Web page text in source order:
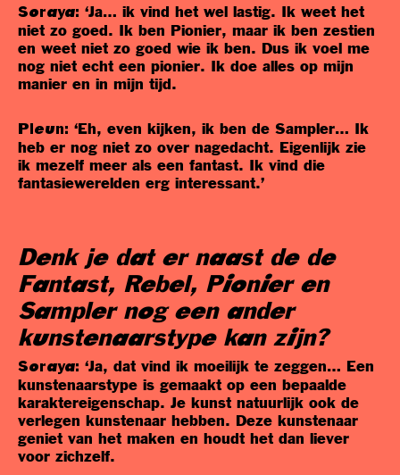
Soraya: ‘Ja… ik vind het wel lastig. Ik weet het
niet zo goed. Ik ben Pionier, maar ik ben zestien
en weet niet zo goed wie ik ben. Dus ik voel me
nog niet echt een pionier. Ik doe alles op mijn
manier en in mijn tijd.
Pleun: ‘Eh, even kijken, ik ben de Sampler… Ik
heb er nog niet zo over nagedacht. Eigenlijk zie
ik mezelf meer als een fantast. Ik vind die
fantasiewerelden erg interessant.’
Denk je dat er naast de de
Fantast, Rebel, Pionier en
Sampler nog een ander
kunstenaarstype kan zijn?
Soraya: ‘Ja, dat vind ik moeilijk te zeggen… Een
kunstenaarstype is gemaakt op een bepaalde
karaktereigenschap. Je kunst natuurlijk ook de
verlegen kunstenaar hebben. Deze kunstenaar
geniet van het maken en houdt het dan liever
voor zichzelf.